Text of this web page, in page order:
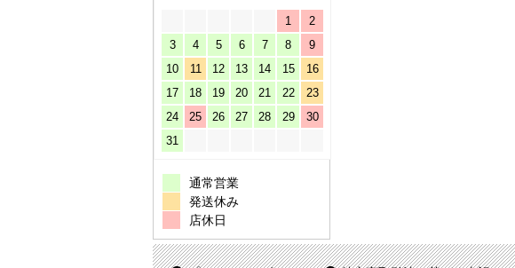
1
2
3
4 5 6 7 8
9
10
11 12 13 14 15
16
17
18 19 20 21 22
23
24
25 26 27 28 29
30
31
通常営業
発送休み
店休日